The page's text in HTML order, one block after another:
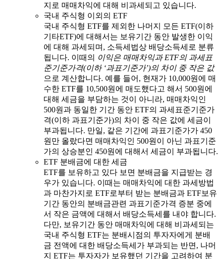
지로 매매차익에 대해 비과세되고 있습니다.
국내 주식형 이외의 ETF
국내 주식형 ETF를 제외한 나머지 모든 ETF(이하
기타ETF)에 대해서는 보유기간 동안 발생한 이익
에 대해 과세되며, 소득세법상 배당소득세로 분류
됩니다. 이때의 이익은 매매차익과 ETF의 과세표
준기준가격(이하 ‘과표기준가’)의 차이 중 작은 값
으로 계산합니다. 예를 들어, 현재가 10,000원에 매
수한 ETF를 10,500원에 매도했다고 해서 500원에
대해 세금을 부담하는 것이 아니라, 매매차익인
500원과 동일한 기간 동안 ETF의 과세표준기준가
격(이하 과표기준가)의 차이 중 작은 값에 세금이
부과됩니다. 만일, 같은 기간에 과표기준가가 450
원만 올랐다면 매매차익인 500원이 아닌 과표기준
가의 상승분인 450원에 대해서 세금이 부과됩니다.
ETF 분배금에 대한 세금
ETF를 보유하고 있다 보면 분배금을 지급받는 경
우가 있습니다. 이때는 매매차익에 대한 과세방법
과 마찬가지로 ETF로부터 받는 분배금과 ETF보유
기간 동안의 분배금관련 과표기준가격 증분 중에
서 작은 금액에 대해서 배당소득세를 내야 합니다.
다만, 보유기간 동안 매매차익에 대해 비과세되는
국내 주식형 ETF는 분배시점의 투자자에게 분배
금 전액에 대한 배당소득세가 부과되는 반면, 나머
지 ETF는 투자자가 보유했던 기간을 고려하여 분